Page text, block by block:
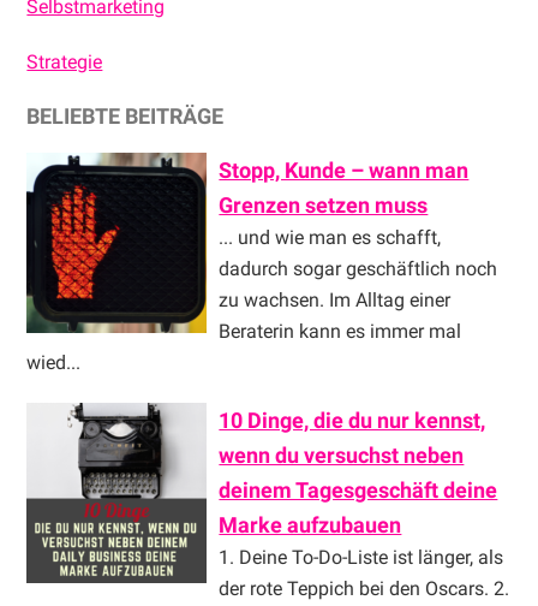
Selbstmarketing
Strategie
BELIEBTE BEITRÄGE
Stopp, Kunde – wann man
Grenzen setzen muss
... und wie man es schafft,
dadurch sogar geschäftlich noch
zu wachsen. Im Alltag einer
Beraterin kann es immer mal
wied...
10 Dinge, die du nur kennst,
wenn du versuchst neben
deinem Tagesgeschäft deine
Marke aufzubauen
1. Deine To-Do-Liste ist länger, als
der rote Teppich bei den Oscars. 2.